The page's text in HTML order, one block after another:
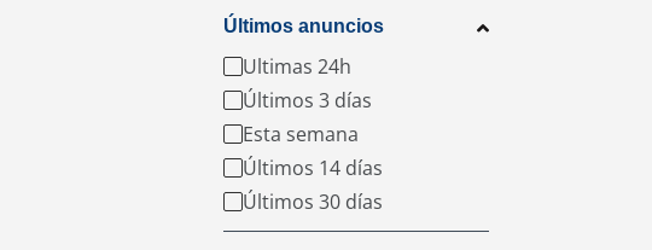
Últimos anuncios
Ultimas 24h
Últimos 3 días
Esta semana
Últimos 14 días
Últimos 30 días